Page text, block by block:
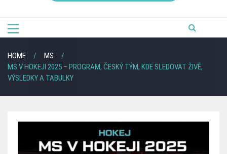
HOME
MS
MS V HOKEJI 2025 – PROGRAM, ČESKÝ TÝM, KDE SLEDOVAT ŽIVĚ,
VÝSLEDKY A TABULKY